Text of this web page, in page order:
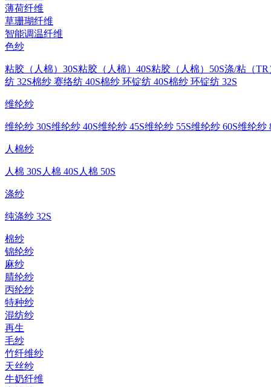
薄荷纤维
草珊瑚纤维
智能调温纤维
色纱
粘胶（人棉）30S粘胶（人棉）40S粘胶（人棉）50S涤/粘（TR
纺 32S棉纱 赛络纺 40S棉纱 环锭纺 40S棉纱 环锭纺 32S
维纶纱
维纶纱 30S维纶纱 40S维纶纱 45S维纶纱 55S维纶纱 60S维纶纱
人棉纱
人棉 30S 人棉 40S 人棉 50S
涤纱
纯涤纱 32S
棉纱
锦纶纱
麻纱
腈纶纱
丙纶纱
特种纱
混纺纱
再生
毛纱
竹纤维纱
天丝纱
牛奶纤维